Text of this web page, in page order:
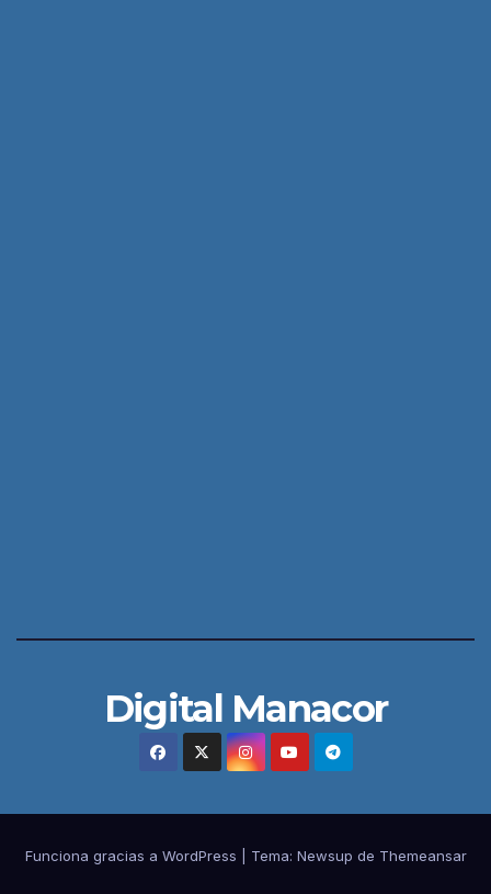
Digital Manacor
Funciona gracias a WordPress Tema: Newsup de Themeansar